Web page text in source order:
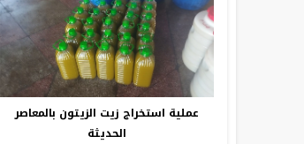
عملية استخراج زيت الزيتون بالمعاصر
الحديثة